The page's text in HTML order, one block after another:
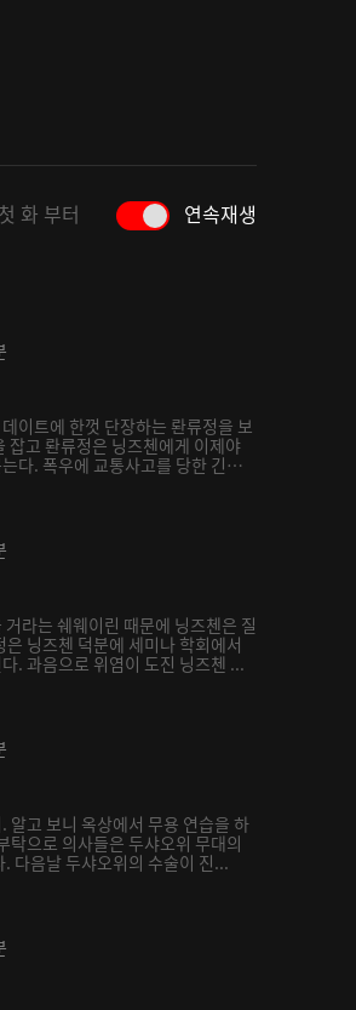
첫 화 부터 연속재생
이트에 한껏 단장하는 롼류정을 보
잡고 롼류정은 닝즈첸에게 이제야
다. 폭우에 교통사고를 당한 긴급
라는 쉐웨이린 때문에 닝즈첸은 질
닝즈첸 덕분에 세미나 학회에서
. 과음으로 위염이 도진 닝즈첸 ...
알고 보니 옥상에서 무용 연습을 하
탁으로 의사들은 두샤오위 무대의
다음날 두샤오위의 수술이 진...